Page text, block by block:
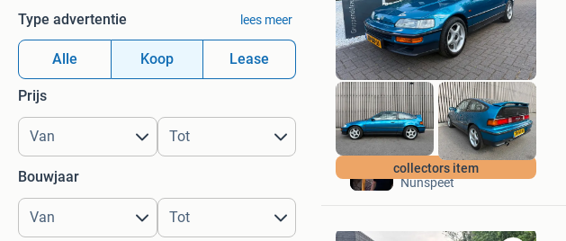
Type advertentie lees meer
Alle Koop Lease
Prijs
Bouwjaar
Favorieten
collectors item
Arno van Putten auto's
Nunspeet